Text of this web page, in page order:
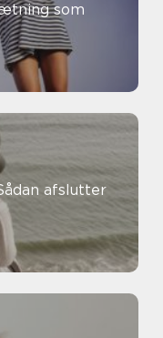
som
afslutter